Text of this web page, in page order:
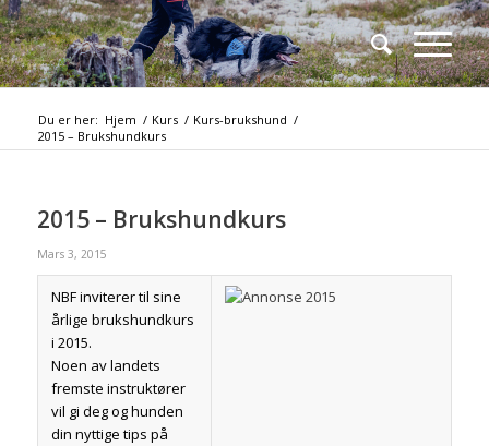
Du er her: Hjem / Kurs / Kurs-brukshund /
2015 – Brukshundkurs
2015 – Brukshundkurs
Mars 3, 2015
NBF inviterer til sine
årlige brukshundkurs
i 2015.
Noen av landets
fremste instruktører
vil gi deg og hunden
din nyttige tips på